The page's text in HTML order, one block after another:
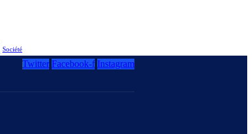
Société
Twitter Facebook-f Instagram